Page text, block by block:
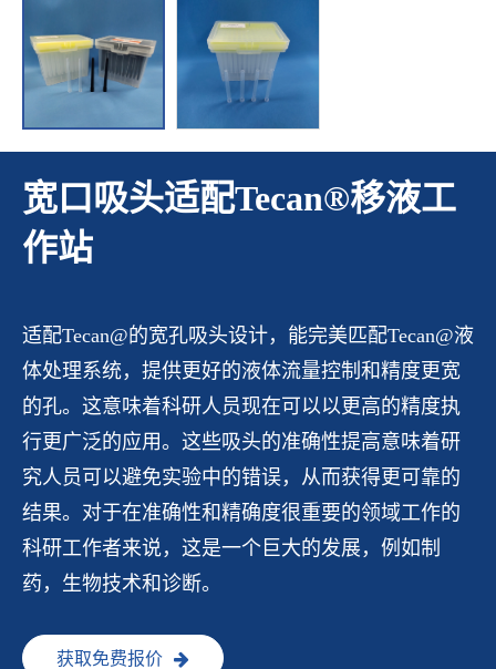
宽口吸头适配Tecan®移液工
作站
适配Tecan@的宽孔吸头设计，能完美匹配Tecan@液
体处理系统，提供更好的液体流量控制和精度更宽
的孔。这意味着科研人员现在可以以更高的精度执
行更广泛的应用。这些吸头的准确性提高意味着研
究人员可以避免实验中的错误，从而获得更可靠的
结果。对于在准确性和精确度很重要的领域工作的
科研工作者来说，这是一个巨大的发展，例如制
药，生物技术和诊断。
获取免费报价